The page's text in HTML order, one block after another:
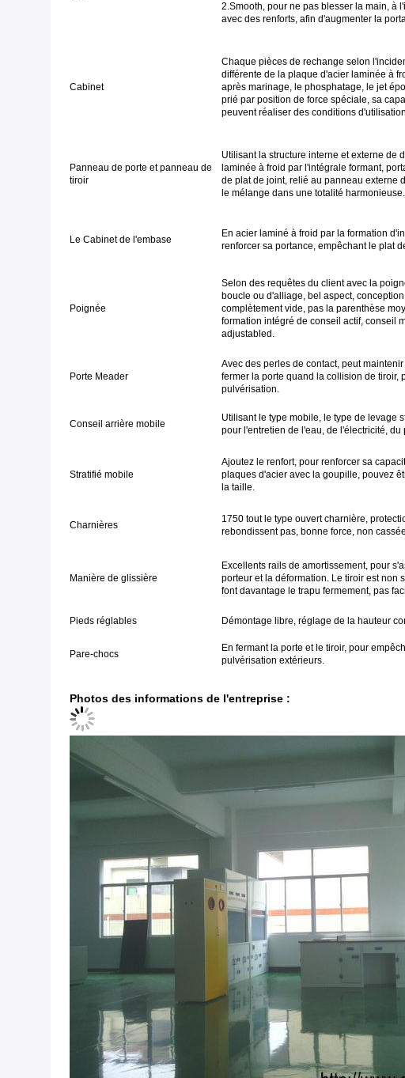
2.Smooth, pour ne pas blesser la main, à
avec des renforts, afin d'augmenter la
Cabinet
Chaque pièces de rechange selon
différente de la plaque d'acier laminée à
après marinage, le phosphatage, le jet
prié par position de force spéciale, sa
peuvent réaliser des conditions
Panneau de porte et panneau de
tiroir
Utilisant la structure interne et externe de
laminée à froid par l'intégrale formant,
de plat de joint, relié au panneau externe
le mélange dans une totalité
Le Cabinet de l'embase
En acier laminé à froid par la formation
renforcer sa portance, empêchant le plat
Poignée
Selon des requêtes du client avec la
boucle ou d'alliage, bel aspect,
complètement vide, pas la parenthèse
formation intégré de conseil actif, conseil
adjustabled.
Porte Meader
Avec des perles de contact, peut
fermer la porte quand la collision de tiroir,
pulvérisation.
Conseil arrière mobile
Utilisant le type mobile, le type de levage
pour l'entretien de l'eau, de l'électricité,
Stratifié mobile
Ajoutez le renfort, pour renforcer sa
plaques d'acier avec la goupille, pouvez
la taille.
Charnières
1750 tout le type ouvert charnière,
rebondissent pas, bonne force, non
Manière de glissière
Excellents rails de amortissement, pour
porteur et la déformation. Le tiroir est non
font davantage le trapu fermement, pas
Pieds réglables Démontage libre, réglage de la hauteur
Pare-chocs
En fermant la porte et le tiroir, pour
pulvérisation extérieurs.
Photos des informations de l'entreprise :